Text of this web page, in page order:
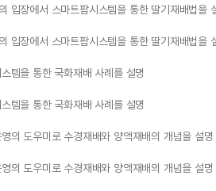
입장에서 스마트팜시스템을 통한 딸기재배법을
입장에서 스마트팜시스템을 통한 딸기재배법을
템을 통한 국화재배 사례를 설명
템을 통한 국화재배 사례를 설명
의 도우미로 수경재배와 양액재배의 개념을 설명
의 도우미로 수경재배와 양액재배의 개념을 설명